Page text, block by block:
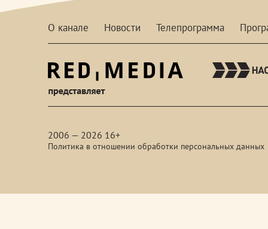
О канале Новости Телепрограмма
2006 — 2026 16+
Политика в отношении обработки персональных данных